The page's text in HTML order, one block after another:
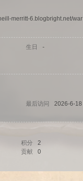
merritt-6.blogbright.net/war
生日 -
最后访问
2026-6-
积分
2
贡献 0